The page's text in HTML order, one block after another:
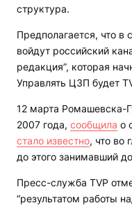
структура.
Предполагается, что в
войдут российский
редакция”, которая
Управлять ЦЗП будет
12 марта Ромашевска-
2007 года, сообщила о
стало известно, что во
до этого занимавший
Пресс-служба TVP
“результатом работы